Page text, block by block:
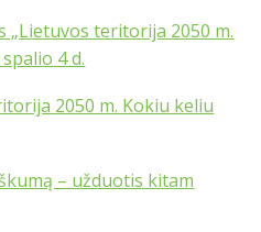
„Lietuvos teritorija 2050 m.
4 d.
2050 m. Kokiu keliu
– užduotis kitam